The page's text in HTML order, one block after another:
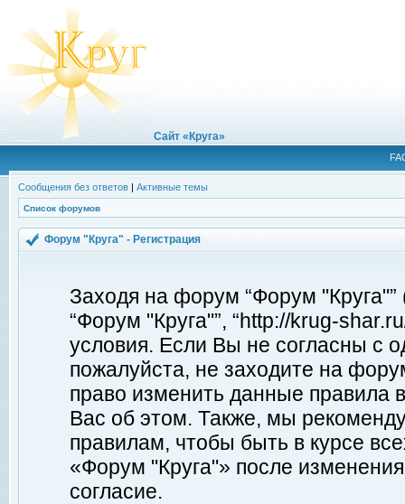
Сайт «Круга»
Сообщения без ответов | Активные темы
Список форумов
Форум "Круга" - Регистрация
Заходя на форум “Форум
“Форум "Круга"”, “http://krug-
условия. Если Вы не согласны с
пожалуйста, не заходите на
право изменить данные правила
Вас об этом. Также, мы
правилам, чтобы быть в курсе
«Форум "Круга"» после
согласие.